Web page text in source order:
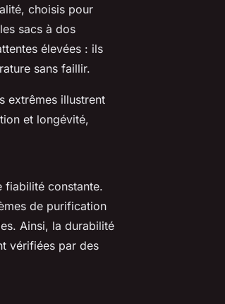
choisis pour
sacs à dos
élevées : ils
sans faillir.
extrêmes illustrent
et longévité,
fiabilité constante.
de purification
Ainsi, la durabilité
vérifiées par des